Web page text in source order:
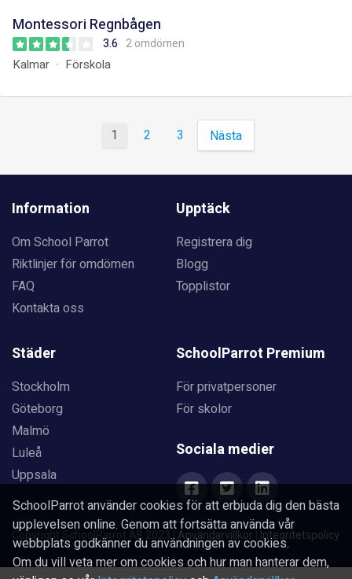
Montessori Regnbågen
3.6 2 omdömen
Kalmar Förskola
1 2 3 Nästa
Information
Om School Parrot
Riktlinjer för omdömen
FAQ
Kontakta oss
Upptäck
Registrera dig
Blogg
Topplistor
Städer
Stockholm
Göteborg
Malmö
Luleå
Uppsala
SchoolParrot Premium
För privatpersoner
För skolor
Sociala medier
Copyright SchoolParrot AB 2023| Användarvillkor | Integritetspolicy
SchoolParrot använder cookies för att erbjuda dig den bästa
upplevelsen online. Genom att fortsätta använda vår
webbplats godkänner du användningen av cookies.
Om du vill veta mer om cookies och hur man hanterar dem,